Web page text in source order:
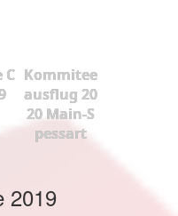
C Kommitee
ausflug 20
20 Main-S
pessart
2019